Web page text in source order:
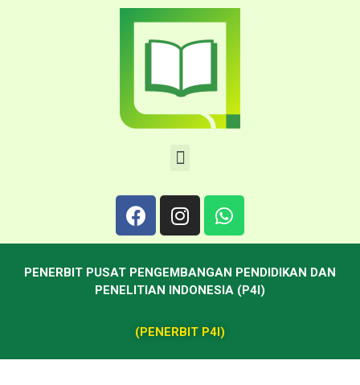
PENERBIT PUSAT PENGEMBANGAN PENDIDIKAN DAN
PENELITIAN INDONESIA (P4I)
(PENERBIT P4I)